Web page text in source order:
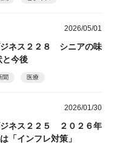
2026/05/01
ネス２２８ シニアの味
と今後
聞 医療
2026/01/30
ネス２２５ ２０２６年
「インフレ対策」